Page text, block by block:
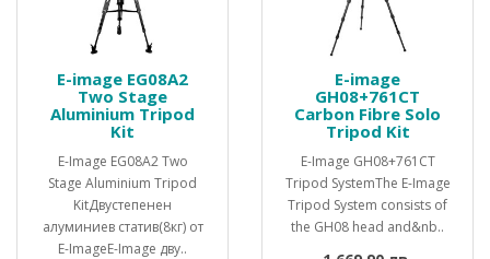
E-image EG08A2
Two Stage
Aluminium Tripod
Kit
E-Image EG08A2 Two
Stage Aluminium Tripod
KitДвустепенен
алуминиев статив(8кг) от
E-ImageE-Image дву..
E-image
GH08+761CT
Carbon Fibre Solo
Tripod Kit
E-Image GH08+761CT
Tripod SystemThe E-Image
Tripod System consists of
the GH08 head and&nb..